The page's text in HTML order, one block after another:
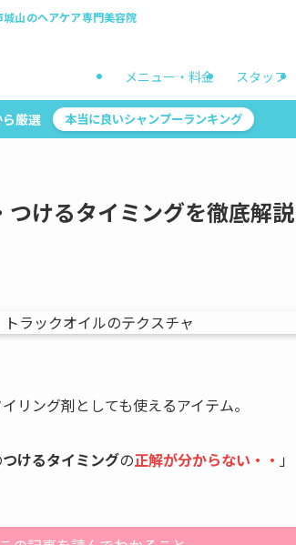
城山のヘアケア専門美容院
メニュー・料金 スタッフ
厳選 本当に良いシャンプーランキング
つけるタイミングを徹底解
リング剤としても使えるアイテム。
つけるタイミングの正解が分からない・・